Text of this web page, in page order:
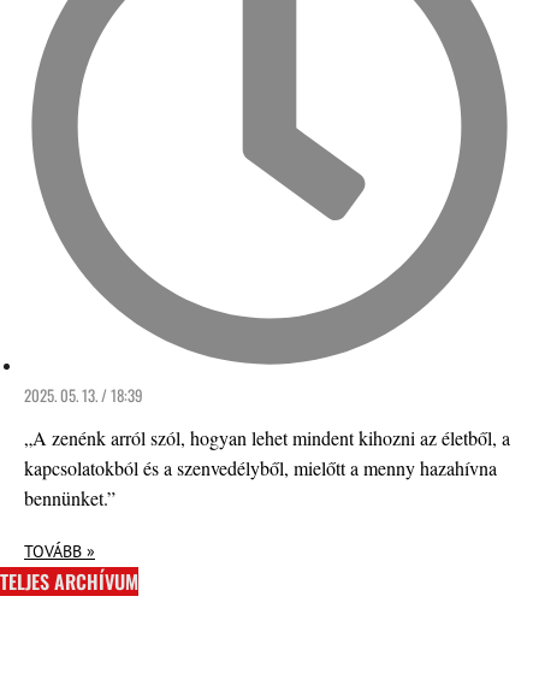
2025. 05. 13. / 18:39
„A zenénk arról szól, hogyan lehet mindent kihozni az életből, a
kapcsolatokból és a szenvedélyből, mielőtt a menny hazahívna
bennünket.”
TOVÁBB »
TELJES ARCHÍVUM